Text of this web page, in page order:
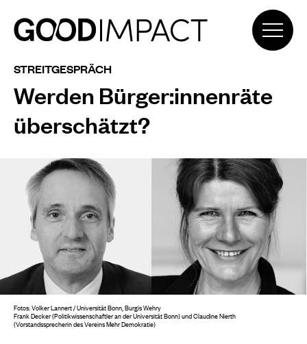
STREITGESPRÄCH
Werden Bürger:innenräte
überschätzt?
Fotos: Volker Lannert / Universität Bonn, Burgis Wehry
Frank Decker (Politikwissenschaftler an der Universität Bonn) und Claudine Nierth
(Vorstandssprecherin des Vereins Mehr Demokratie)